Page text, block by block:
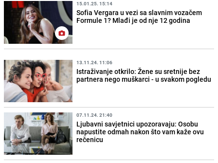
15.01.25. 15:14
Sofia Vergara u vezi sa slavnim vozačem
Formule 1? Mlađi je od nje 12 godina
13.11.24. 11:06
Istraživanje otkrilo: Žene su sretnije bez
partnera nego muškarci - u svakom pogledu
07.11.24. 21:40
Ljubavni savjetnici upozoravaju: Osobu
napustite odmah nakon što vam kaže ovu
rečenicu